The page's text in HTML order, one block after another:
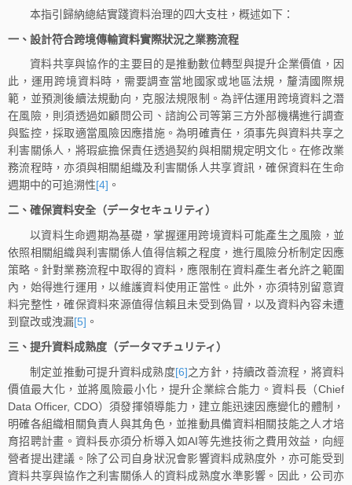
本指引歸納總結實踐資料治理的四大支柱，概述如下：
一、設計符合跨境傳輸資料實際狀況之業務流程
資料共享與協作的主要目的是推動數位轉型與提升企業價值，因
此，運用跨境資料時，需要調查當地國家或地區法規，釐清國際規
範，並預測後續法規動向，克服法規限制。為評估運用跨境資料之潛
在風險，則須透過如顧問公司、諮詢公司等第三方外部機構進行調查
與監控，採取適當風險因應措施。為明確責任，須事先與資料共享之
利害關係人，將瑕疵擔保責任透過契約與相關規定明文化。在修改業
務流程時，亦須與相關組織及利害關係人共享資訊，確保資料在生命
週期中的可追溯性[4] 。
二、確保資料安全（データセキュリティ）
以資料生命週期為基礎，掌握運用跨境資料可能產生之風險，並
依照相關組織與利害關係人值得信賴之程度，進行風險分析制定因應
策略。針對業務流程中取得的資料，應限制在資料產生者允許之範圍
內，始得進行運用，以維護資料使用正當性。此外，亦須特別留意資
料完整性，確保資料來源值得信賴且未受到偽冒，以及資料內容未遭
到竄改或洩漏[5] 。
三、提升資料成熟度（データマチュリティ）
制定並推動可提升資料成熟度[6]之方針，持續改善流程，將資料
價值最大化，並將風險最小化，提升企業綜合能力。資料長（Chief
Data Officer, CDO）須發揮領導能力，建立能迅速因應變化的體制，
明確各組織相關負責人與其角色，並推動具備資料相關技能之人才培
育招聘計畫。資料長亦須分析導入如AI等先進技術之費用效益，向經
營者提出建議。除了公司自身狀況會影響資料成熟度外，亦可能受到
資料共享與協作之利害關係人的資料成熟度水準影響。因此，公司亦